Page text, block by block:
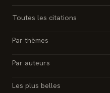
Toutes les citations
Par thèmes
Par auteurs
Les plus belles